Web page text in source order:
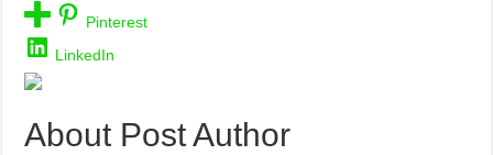
Pinterest
LinkedIn
About Post Author